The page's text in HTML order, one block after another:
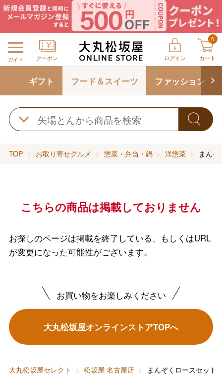
ガイド クーポン ログイン
0
カート
ギフト フード＆スイーツ ファッション
TOP お取り寄せグルメ 惣菜・弁当・鍋 洋惣菜 まん
こちらの商品は掲載しておりません
お探しのページは掲載を終了している、もしくはURL
が変更になった可能性がございます。
お買い物をお楽しみください
大丸松坂屋オンラインストアTOPへ
大丸松坂屋セレクト 松坂屋 名古屋店
まんぞくロースセット
バレンタインチョコレート
ホワイトデー
母の日